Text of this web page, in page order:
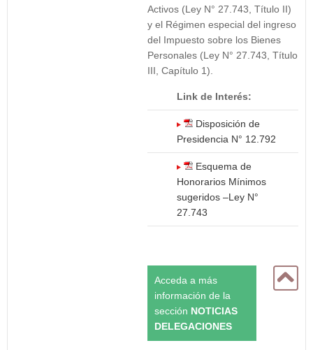
Activos (Ley N° 27.743, Título II)
y el Régimen especial del ingreso
del Impuesto sobre los Bienes
Personales (Ley N° 27.743, Título
III, Capítulo 1).
Link de Interés:
Disposición de
Presidencia N° 12.792
Esquema de
Honorarios Mínimos
sugeridos –Ley N°
27.743
Acceda a más
información de la
sección NOTICIAS
DELEGACIONES